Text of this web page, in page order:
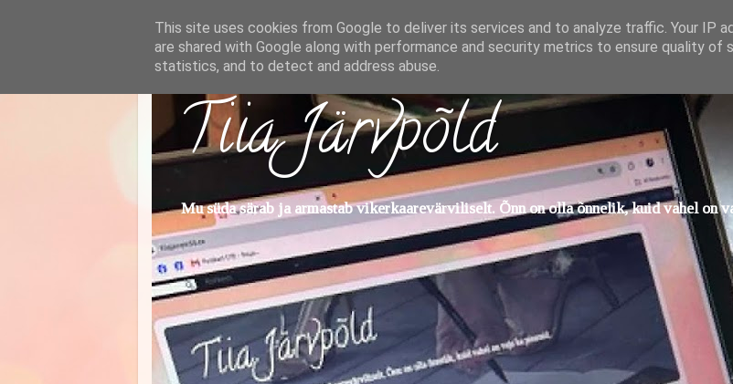
Tiia Järvpõld
Mu süda särab ja armastab vikerkaarevärviliselt. Õnn on olla õnnelik, kuid vahel on
This site uses cookies from Google to deliver its services and to analyze traffic. Your IP
are shared with Google along with performance and security metrics to ensure quality of
statistics, and to detect and address abuse.